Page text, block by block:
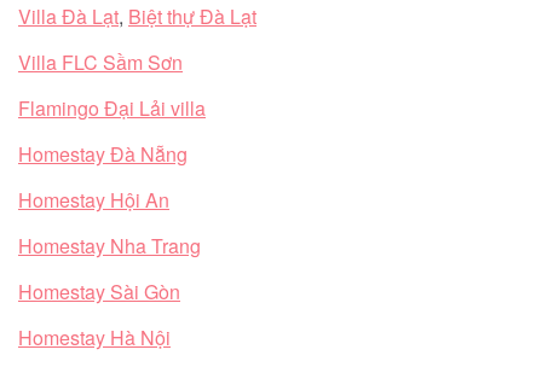
Villa Đà Lạt, Biệt thự Đà Lạt
Villa FLC Sầm Sơn
Flamingo Đại Lải villa
Homestay Đà Nẵng
Homestay Hội An
Homestay Nha Trang
Homestay Sài Gòn
Homestay Hà Nội